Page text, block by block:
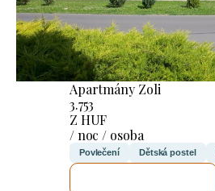
Apartmány Zoli
3.753
Z HUF
/ noc / osoba
Povlečení Dětská postel